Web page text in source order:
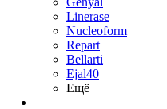
Linerase
Nucleoform
Repart
Bellarti
Ejal40
Ещё